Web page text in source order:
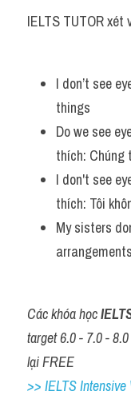
IELTS TUTOR xét
I don’t see
things
Do we see
thích: Chúng
I don't see
thích: Tôi
My sisters
Các khóa học
target 6.0 - 7.0 -
lại FREE
>> IELTS